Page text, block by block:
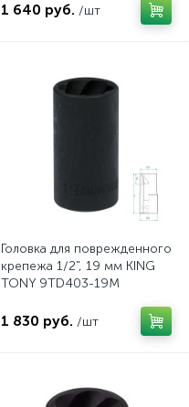
1 640 руб. /шт
Головка для поврежденного
крепежа 1/2", 19 мм KING
TONY 9TD403-19M
1 830 руб. /шт